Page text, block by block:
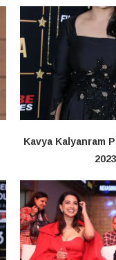
Kavya Kalyanram
2023